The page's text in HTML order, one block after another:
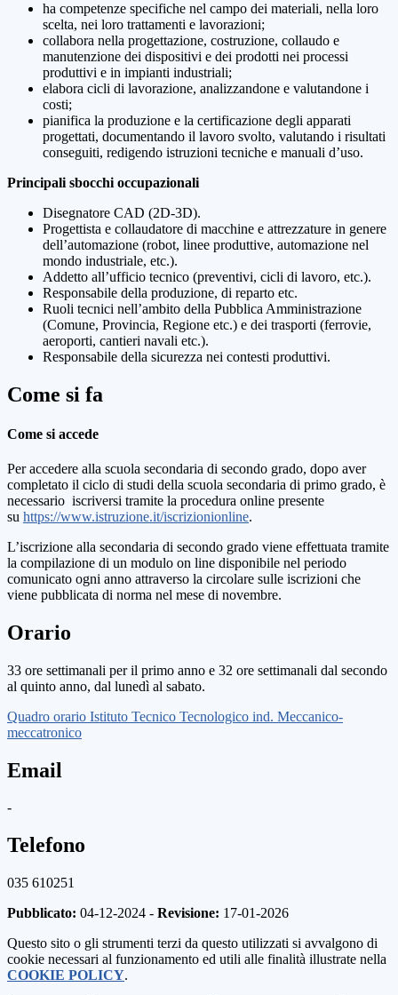
ha competenze specifiche nel campo dei materiali, nella loro
scelta, nei loro trattamenti e lavorazioni;
collabora nella progettazione, costruzione, collaudo e
manutenzione dei dispositivi e dei prodotti nei processi
produttivi e in impianti industriali;
elabora cicli di lavorazione, analizzandone e valutandone i
costi;
pianifica la produzione e la certificazione degli apparati
progettati, documentando il lavoro svolto, valutando i risultati
conseguiti, redigendo istruzioni tecniche e manuali d’uso.
Principali sbocchi occupazionali
Disegnatore CAD (2D-3D).
Progettista e collaudatore di macchine e attrezzature in genere
dell’automazione (robot, linee produttive, automazione nel
mondo industriale, etc.).
Addetto all’ufficio tecnico (preventivi, cicli di lavoro, etc.).
Responsabile della produzione, di reparto etc.
Ruoli tecnici nell’ambito della Pubblica Amministrazione
(Comune, Provincia, Regione etc.) e dei trasporti (ferrovie,
aeroporti, cantieri navali etc.).
Responsabile della sicurezza nei contesti produttivi.
Come si fa
Come si accede
Per accedere alla scuola secondaria di secondo grado, dopo aver
completato il ciclo di studi della scuola secondaria di primo grado, è
necessario iscriversi tramite la procedura online presente
su https://www.istruzione.it/iscrizionionline.
L’iscrizione alla secondaria di secondo grado viene effettuata tramite
la compilazione di un modulo on line disponibile nel periodo
comunicato ogni anno attraverso la circolare sulle iscrizioni che
viene pubblicata di norma nel mese di novembre.
Orario
33 ore settimanali per il primo anno e 32 ore settimanali dal secondo
al quinto anno, dal lunedì al sabato.
Quadro orario Istituto Tecnico Tecnologico ind. Meccanico-
meccatronico
Email
-
Telefono
035 610251
Pubblicato: 04-12-2024 - Revisione: 17-01-2026
Questo sito o gli strumenti terzi da questo utilizzati si avvalgono di
cookie necessari al funzionamento ed utili alle finalità illustrate nella
COOKIE POLICY.